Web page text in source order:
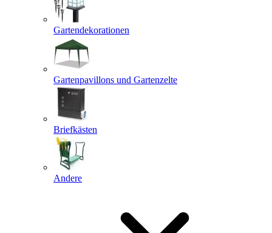
Gartendekorationen
Gartenpavillons und Gartenzelte
Briefkästen
Andere